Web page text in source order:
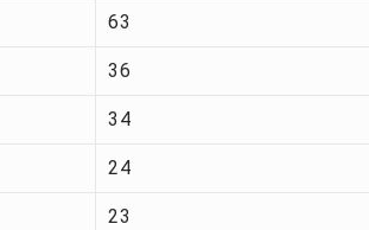
63
36
34
24
23